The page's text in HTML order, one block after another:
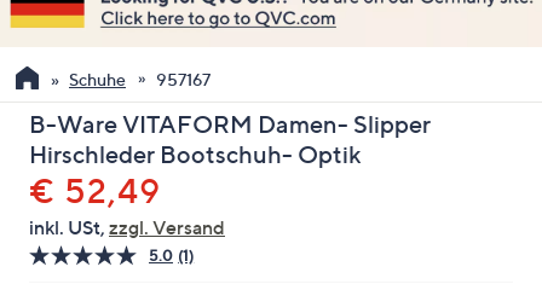
sind,
verwenden
Sie
die
Pfeiltasten
nach
oben
und
nach
Schuhe 957167
B-Ware VITAFORM Damen- Slipper
Hirschleder Bootschuh- Optik
Gelöscht
€ 52,49
inkl. USt, zzgl. Versand
5.0 Bewertung
(1)